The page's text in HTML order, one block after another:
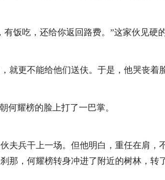
吃，还给你返回路费。”这家伙见硬的
更不能给他们送伕。于是，他哭丧着
耀榜的脸上打了一巴掌。
兵干上一场。但他明白，重任在肩，
那，何耀榜转身冲进了附近的树林，转